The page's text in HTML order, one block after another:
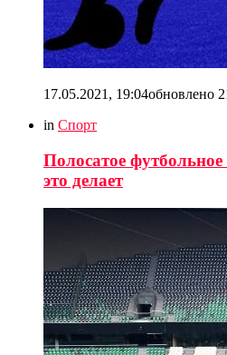
17.05.2021, 19:04обновлено
in Спорт
Полосатое
это делает